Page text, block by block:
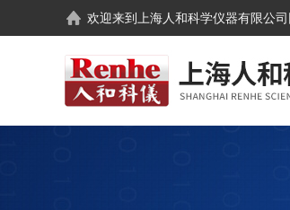
欢迎来到 上海人和科学仪器有限公司